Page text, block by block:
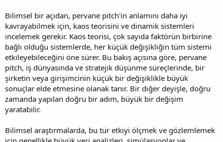
Bilimsel bir açıdan, pervane pitch'in anlamını daha iyi
kavrayabilmek için, kaos teorisini ve dinamik sistemleri
incelemek gerekir. Kaos teorisi, çok sayıda faktörün birbirine
bağlı olduğu sistemlerde, her küçük değişikliğin tüm sistemi
etkileyebileceğini öne sürer. Bu bakış açısına göre, pervane
pitch, iş dünyasında ve stratejik düşünme süreçlerinde, bir
şirketin veya girişimcinin küçük bir değişiklikle büyük
sonuçlar elde etmesine olanak tanır. Bir diğer deyişle, doğru
zamanda yapılan doğru bir adım, büyük bir değişim
yaratabilir.
Bilimsel araştırmalarda, bu tür etkiyi ölçmek ve gözlemlemek